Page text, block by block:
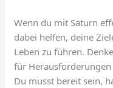
Wenn du mit Saturn
dabei helfen, deine
Leben zu führen.
für
Du musst bereit sein,